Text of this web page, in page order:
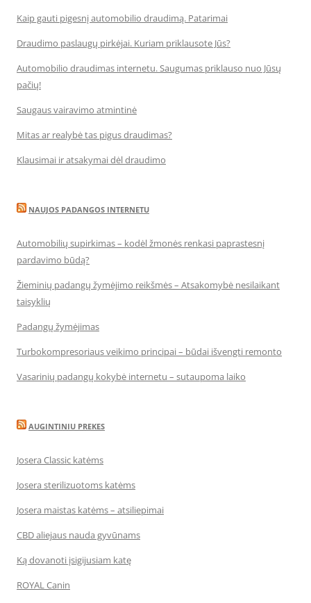
Kaip gauti pigesnį automobilio draudimą. Patarimai
Draudimo paslaugų pirkėjai. Kuriam priklausote Jūs?
Automobilio draudimas internetu. Saugumas priklauso nuo Jūsų
pačių!
Saugaus vairavimo atmintinė
Mitas ar realybė tas pigus draudimas?
Klausimai ir atsakymai dėl draudimo
NAUJOS PADANGOS INTERNETU
Automobilių supirkimas – kodėl žmonės renkasi paprastesnį
pardavimo būdą?
Žieminių padangų žymėjimo reikšmės – Atsakomybė nesilaikant
taisyklių
Padangų žymėjimas
Turbokompresoriaus veikimo principai – būdai išvengti remonto
Vasarinių padangų kokybė internetu – sutaupoma laiko
AUGINTINIU PREKES
Josera Classic katėms
Josera sterilizuotoms katėms
Josera maistas katėms – atsiliepimai
CBD aliejaus nauda gyvūnams
Ką dovanoti įsigijusiam katę
ROYAL Canin